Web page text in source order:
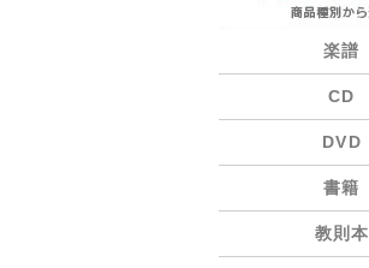
楽譜
CD
DVD
書籍
教則本